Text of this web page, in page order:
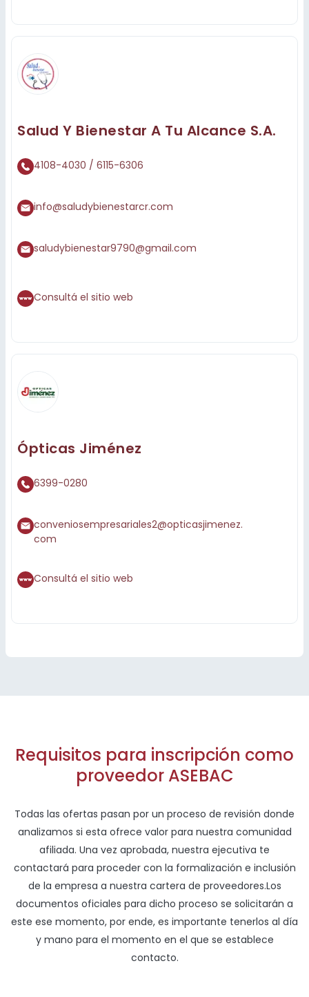
Salud Y Bienestar A Tu Alcance S.a.
4108-4030 / 6115-6306
info@saludybienestarcr.com
saludybienestar9790@gmail.com
Consultá el sitio web
Ópticas Jiménez
6399-0280
conveniosempresariales2@opticasjimenez.
com
Consultá el sitio web
Requisitos para inscripción como
proveedor ASEBAC
Todas las ofertas pasan por un proceso de revisión donde
analizamos si esta ofrece valor para nuestra comunidad
afiliada. Una vez aprobada, nuestra ejecutiva te
contactará para proceder con la formalización e inclusión
de la empresa a nuestra cartera de proveedores.Los
documentos oficiales para dicho proceso se solicitarán a
este ese momento, por ende, es importante tenerlos al día
y mano para el momento en el que se establece
contacto.